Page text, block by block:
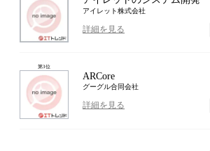
アイレット株式会社
詳細を見る
第3位
ARCore
グーグル合同会社
詳細を見る